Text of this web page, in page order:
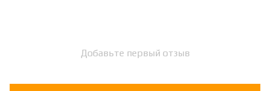
Добавьте первый отзыв